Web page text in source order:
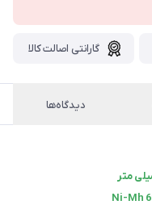
گارانتی اصالت کالا
دیدگاه‌ها